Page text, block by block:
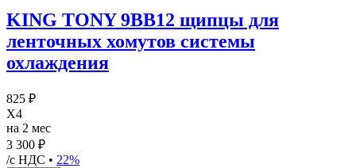
KING TONY 9BB12 щипцы для
ленточных хомутов системы
охлаждения
825 ₽
X4
на 2 мес
3 300 ₽
/с НДС • 22%